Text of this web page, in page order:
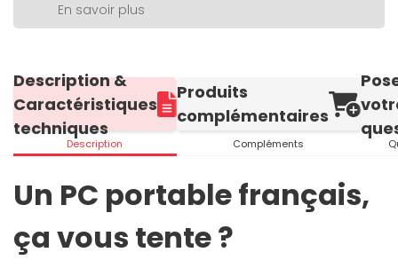
En savoir plus
Description &
Caractéristiques
techniques
Description
Produits
complémentaires
Compléments
Un PC portable français,
ça vous tente ?